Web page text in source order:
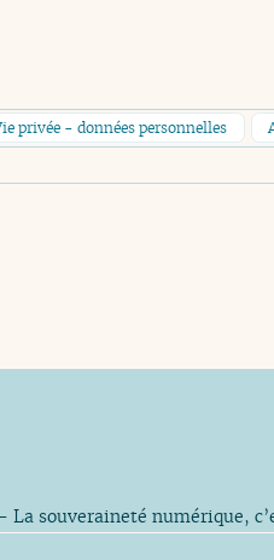
privée - données personnelles
souveraineté numérique,